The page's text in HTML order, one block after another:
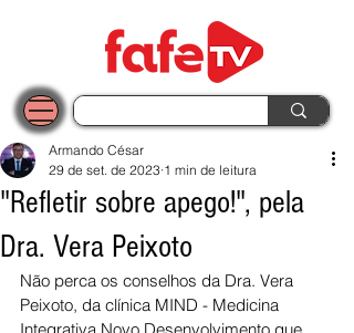
"Refletir sobre apego!", pela
Dra. Vera Peixoto
Armando César
29 de set. de 2023 1 min de leitura
Não perca os conselhos da Dra. Vera
Peixoto, da clínica MIND - Medicina